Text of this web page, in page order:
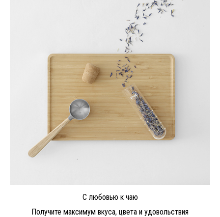
С любовью к чаю
Получите максимум вкуса, цвета и удовольствия